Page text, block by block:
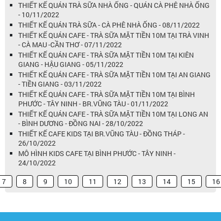
THIẾT KẾ QUÁN TRÀ SỮA NHÀ ỐNG - QUÁN CÀ PHÊ NHÀ ỐNG
- 10/11/2022
THIẾT KẾ QUÁN TRÀ SỮA - CÀ PHÊ NHÀ ỐNG - 08/11/2022
THIẾT KẾ QUÁN CAFE - TRÀ SỮA MẶT TIỀN 10M TẠI TRÀ VINH
- CÀ MAU -CẦN THƠ - 07/11/2022
THIẾT KẾ QUÁN CAFE - TRÀ SỮA MẶT TIỀN 10M TẠI KIÊN
GIANG - HẬU GIANG - 05/11/2022
THIẾT KẾ QUÁN CAFE - TRÀ SỮA MẶT TIỀN 10M TẠI AN GIANG
- TIỀN GIANG - 03/11/2022
THIẾT KẾ QUÁN CAFE - TRÀ SỮA MẶT TIỀN 10M TẠI BÌNH
PHƯỚC - TÂY NINH - BR.VŨNG TÀU - 01/11/2022
THIẾT KẾ QUÁN CAFE - TRÀ SỮA MẶT TIỀN 10M TẠI LONG AN
- BÌNH DƯƠNG - ĐỒNG NAI - 28/10/2022
THIẾT KẾ CAFE KIDS TẠI BR.VŨNG TÀU - ĐỒNG THÁP -
26/10/2022
MÔ HÌNH KIDS CAFE TẠI BÌNH PHƯỚC - TÂY NINH -
24/10/2022
7 8 9 10 11 12 13 14 15 16